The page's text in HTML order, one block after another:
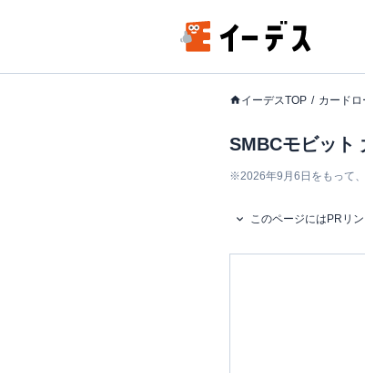
イーデスTOP カードロ
SMBCモビット
※2026年9月6日をもって
このページにはPRリ